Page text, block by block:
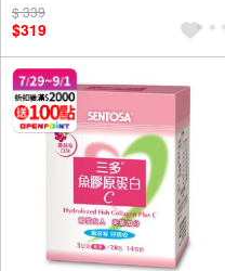
$ 339
$319